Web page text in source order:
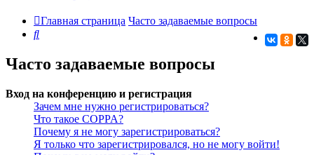
Главная страница Часто задаваемые вопросы
Поиск
Часто задаваемые вопросы
Вход на конференцию и регистрация
Зачем мне нужно регистрироваться?
Что такое COPPA?
Почему я не могу зарегистрироваться?
Я только что зарегистрировался, но не могу войти!